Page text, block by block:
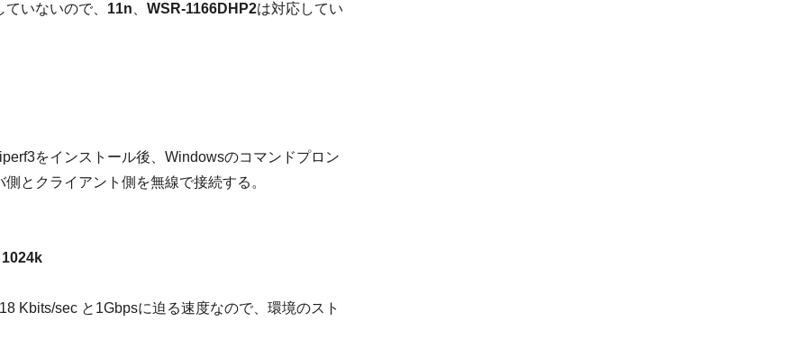
いないので、 11n WSR-1166DHP2は対応してい
をインストール後、Windowsのコマンドプロン
とクライアント側を無線で接続する。
Kbits/sec と1Gbpsに迫る速度なので、環境のスト